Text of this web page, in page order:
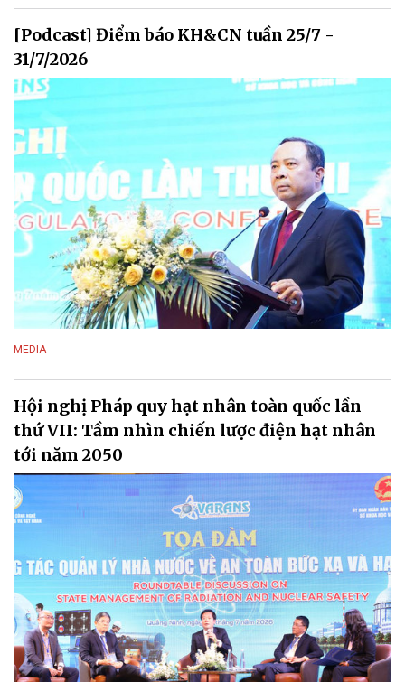
[Podcast] Điểm báo KH&CN tuần 25/7 -
31/7/2026
MEDIA
Hội nghị Pháp quy hạt nhân toàn quốc lần
thứ VII: Tầm nhìn chiến lược điện hạt nhân
tới năm 2050